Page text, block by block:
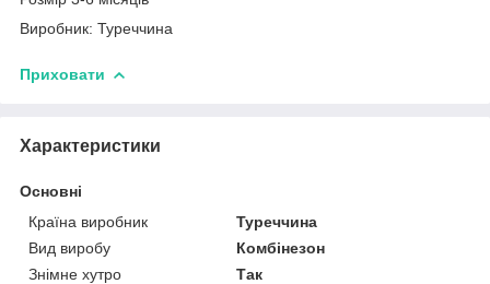
Виробник: Туреччина
Приховати
Характеристики
Основні
Країна виробник
Туреччина
Вид виробу
Комбінезон
Знімне хутро
Так